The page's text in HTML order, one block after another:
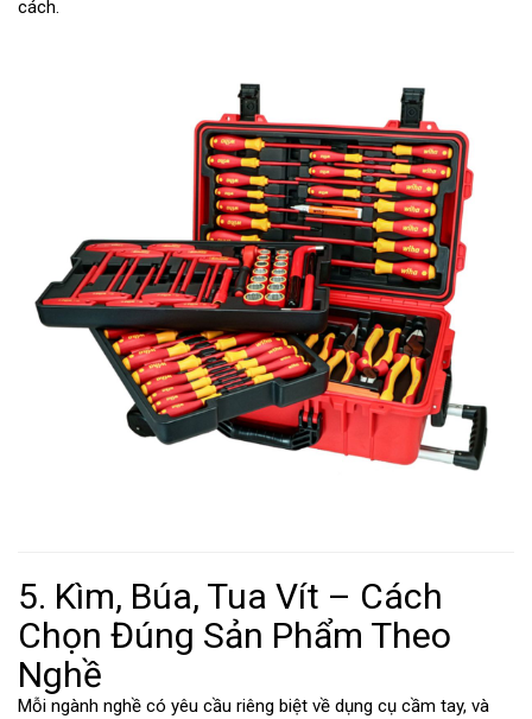
cách.
5. Kìm, Búa, Tua Vít – Cách
Chọn Đúng Sản Phẩm Theo
Nghề
Mỗi ngành nghề có yêu cầu riêng biệt về dụng cụ cầm tay, và